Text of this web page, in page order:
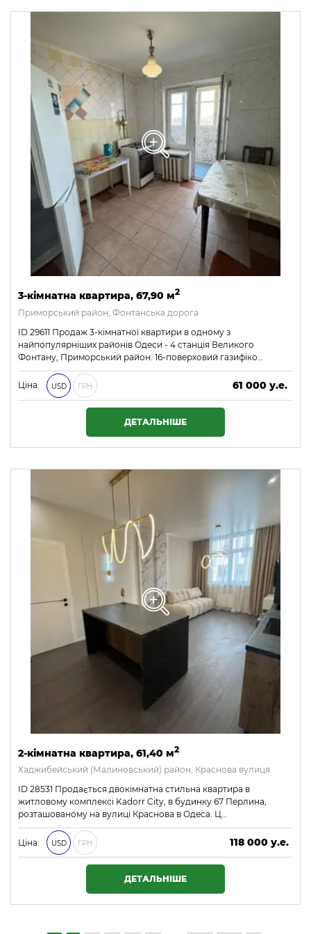
3-кімнатна квартира, 67,90 м2
Приморський район, Фонтанська дорога
ID 29611 Продаж 3-кімнатної квартири в одному з
найпопулярніших районів Одеси - 4 станція Великого
Фонтану, Приморський район. 16-поверховий газифіко…
Ціна: USD ГРН
61 000 у.е.
2 623 000 ₴
ДЕТАЛЬНІШЕ
2-кімнатна квартира, 61,40 м2
Хаджибейський (Малиновський) район, Краснова вулиця
ID 28531 Продається двокімнатна стильна квартира в
житловому комплексі Kadorr City, в будинку 67 Перлина,
розташованому на вулиці Краснова в Одеса. Ц…
Ціна: USD ГРН
118 000 у.е.
5 074 000 ₴
ДЕТАЛЬНІШЕ